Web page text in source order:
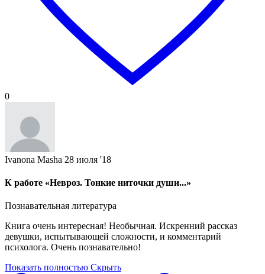
0
Ivanona Masha 28 июля '18
К работе «Невроз. Тонкие ниточки души...»
Познавательная литература
Книга очень интересная! Необычная. Искренний рассказ
девушки, испытывающей сложности, и комментарий
психолога. Очень познавательно!
Показать полностью Скрыть